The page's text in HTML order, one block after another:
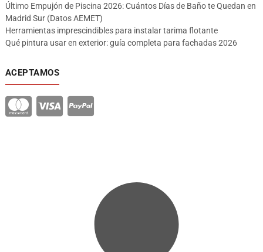
Último Empujón de Piscina 2026: Cuántos Días de Baño te Quedan en
Madrid Sur (Datos AEMET)
Herramientas imprescindibles para instalar tarima flotante
Qué pintura usar en exterior: guía completa para fachadas 2026
ACEPTAMOS